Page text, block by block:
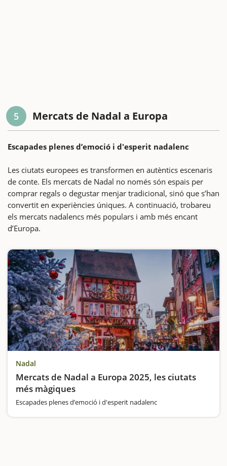
5 Mercats de Nadal a Europa
Escapades plenes d’emoció i d'esperit nadalenc
Les ciutats europees es transformen en autèntics escenaris
de conte. Els mercats de Nadal no només són espais per
comprar regals o degustar menjar tradicional, sinó que s’han
convertit en experiències úniques. A continuació, trobareu
els mercats nadalencs més populars i amb més encant
d’Europa.
Nadal
Mercats de Nadal a Europa 2025, les ciutats
més màgiques
Escapades plenes d’emoció i d'esperit nadalenc